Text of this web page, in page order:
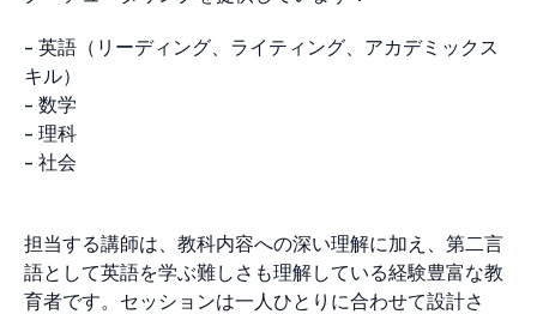
- 英語（リーディング、ライティング、アカデミックス
キル）
- 数学
- 理科
- 社会
担当する講師は、教科内容への深い理解に加え、第二言
語として英語を学ぶ難しさも理解している経験豊富な教
育者です。セッションは一人ひとりに合わせて設計さ